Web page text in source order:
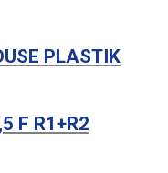
PLASTIK
F R1+R2